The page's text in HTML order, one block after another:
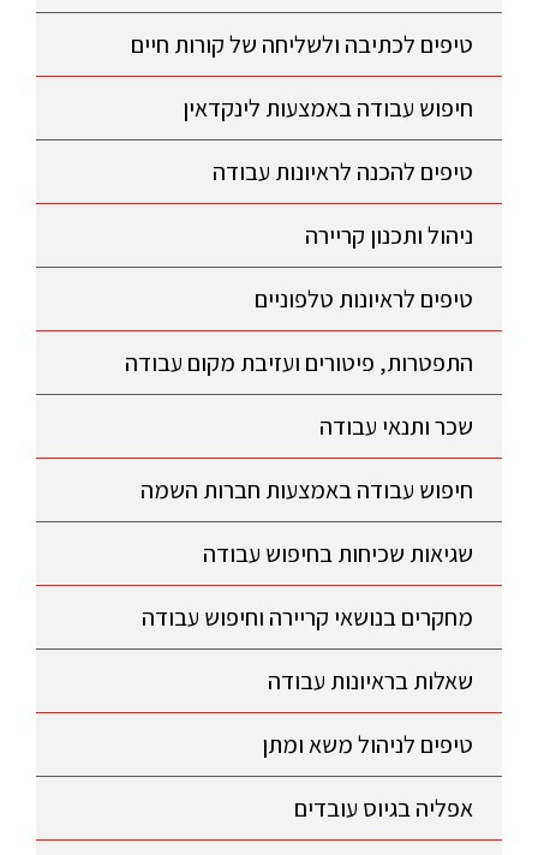
טיפים לכתיבה ולשליחה של קורות חיים
חיפוש עבודה באמצעות לינקדאין
טיפים להכנה לראיונות עבודה
ניהול ותכנון קריירה
טיפים לראיונות טלפוניים
התפטרות, פיטורים ועזיבת מקום עבודה
שכר ותנאי עבודה
חיפוש עבודה באמצעות חברות השמה
שגיאות שכיחות בחיפוש עבודה
מחקרים בנושאי קריירה וחיפוש עבודה
שאלות בראיונות עבודה
טיפים לניהול משא ומתן
אפליה בגיוס עובדים